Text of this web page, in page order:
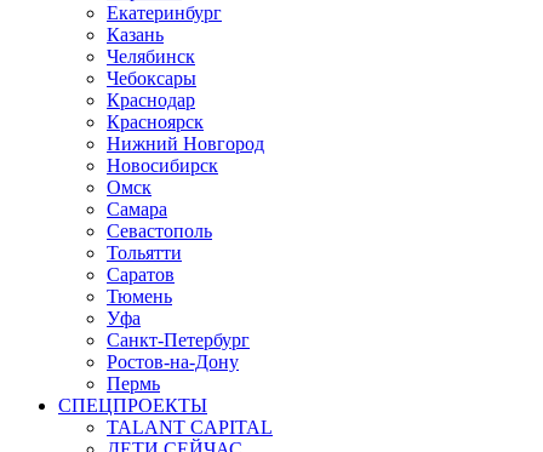
Екатеринбург
Казань
Челябинск
Чебоксары
Краснодар
Красноярск
Нижний Новгород
Новосибирск
Омск
Самара
Севастополь
Тольятти
Саратов
Тюмень
Уфа
Санкт-Петербург
Ростов-на-Дону
Пермь
СПЕЦПРОЕКТЫ
TALANT CAPITAL